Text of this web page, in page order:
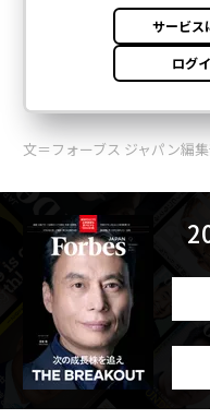
文＝フォーブス ジャパン編